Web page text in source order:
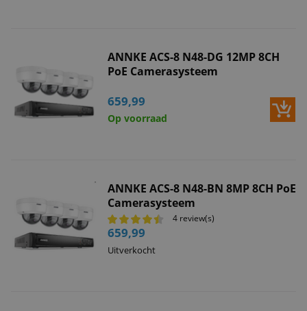
ANNKE ACS-8 N48-DG 12MP 8CH
PoE Camerasysteem
659,99
Op voorraad
ANNKE ACS-8 N48-BN 8MP 8CH PoE
Camerasysteem
4 review(s)
659,99
Uitverkocht